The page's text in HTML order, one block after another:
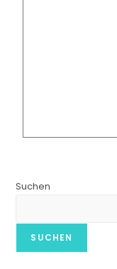
Suchen
SUCHEN